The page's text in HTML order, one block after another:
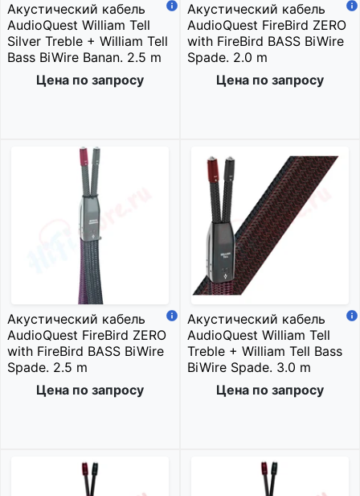
Акустический кабель
AudioQuest William Tell
Silver Treble + William Tell
Bass BiWire Banan. 2.5 m
Цена по запросу
Акустический кабель
AudioQuest FireBird ZERO
with FireBird BASS BiWire
Spade. 2.0 m
Цена по запросу
Акустический кабель
AudioQuest FireBird ZERO
with FireBird BASS BiWire
Spade. 2.5 m
Цена по запросу
Акустический кабель
AudioQuest William Tell
Treble + William Tell Bass
BiWire Spade. 3.0 m
Цена по запросу